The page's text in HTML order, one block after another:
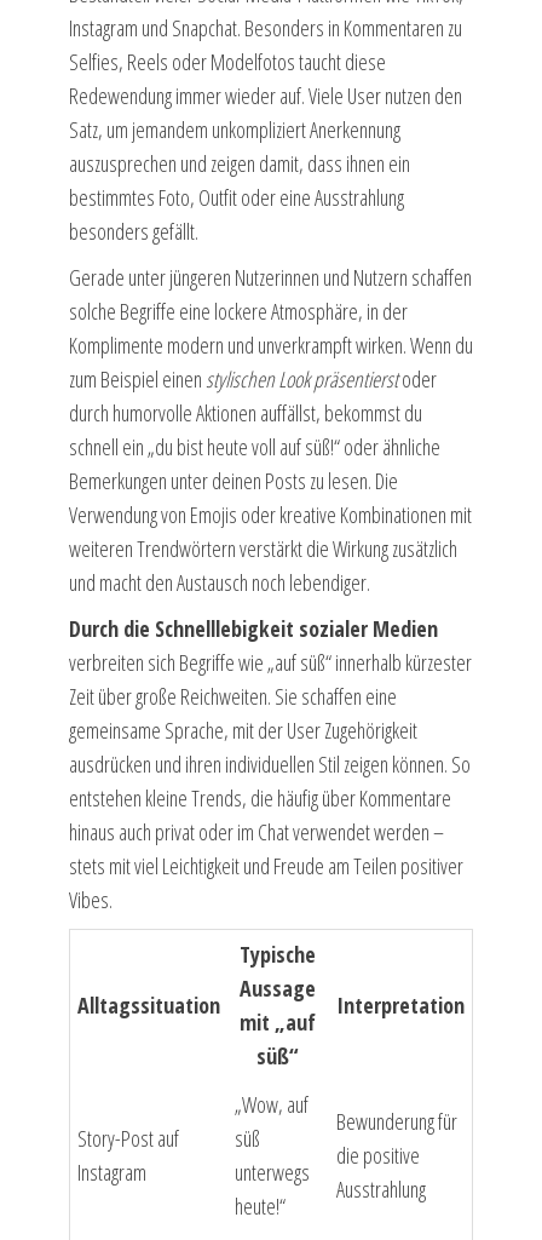
Instagram und Snapchat. Besonders in Kommentaren zu
Selfies, Reels oder Modelfotos taucht diese
Redewendung immer wieder auf. Viele User nutzen den
Satz, um jemandem unkompliziert Anerkennung
auszusprechen und zeigen damit, dass ihnen ein
bestimmtes Foto, Outfit oder eine Ausstrahlung
besonders gefällt.
Gerade unter jüngeren Nutzerinnen und Nutzern schaffen
solche Begriffe eine lockere Atmosphäre, in der
Komplimente modern und unverkrampft wirken. Wenn du
zum Beispiel einenstylischen Look präsentierstoder
durch humorvolle Aktionen auffällst, bekommst du
schnell ein „du bist heute voll auf süß!“ oder ähnliche
Bemerkungen unter deinen Posts zu lesen. Die
Verwendung von Emojis oder kreative Kombinationen mit
weiteren Trendwörtern verstärkt die Wirkung zusätzlich
und macht den Austausch noch lebendiger.
Durch die Schnelllebigkeit sozialer Medien
verbreiten sich Begriffe wie „auf süß“ innerhalb kürzester
Zeit über große Reichweiten. Sie schaffen eine
gemeinsame Sprache, mit der User Zugehörigkeit
ausdrücken und ihren individuellen Stil zeigen können. So
entstehen kleine Trends, die häufig über Kommentare
hinaus auch privat oder im Chat verwendet werden –
stets mit viel Leichtigkeit und Freude am Teilen positiver
Vibes.
Alltagssituation
Typische
Aussage
mit „auf
süß“
Interpretation
Story-Post auf
Instagram
„Wow, auf
süß
unterwegs
heute!“
Bewunderung für
die positive
Ausstrahlung